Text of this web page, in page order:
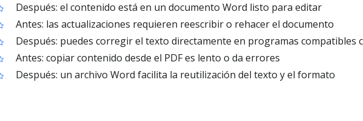
Después: el contenido está en un documento Word listo para editar
Antes: las actualizaciones requieren reescribir o rehacer el documento
Después: puedes corregir el texto directamente en programas compatibles
Antes: copiar contenido desde el PDF es lento o da errores
Después: un archivo Word facilita la reutilización del texto y el formato